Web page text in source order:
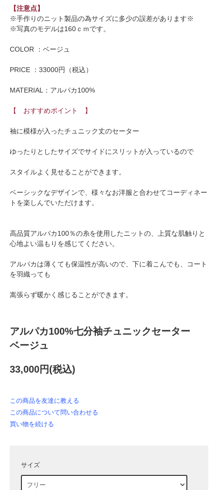
【注意点】
※手作りのニット製品の為サイズに多少の誤差があります※
※写真のモデルは160ｃｍです。
COLOR ：ベージュ
PRICE ：33000円（税込）
MATERIAL：アルパカ100%
【 おすすめポイント 】
袖に模様が入ったチュニック丈のセーター
ゆったりとしたサイズでサイドにスリットが入っているので
スタイルよく見せることができます。
ベーシックなデザインで、様々なお洋服と合わせてコーディネー
トを楽しんでいただけます。
高品質アルパカ100％の糸を使用したニットの、上質な肌触りと
心地よい温もりを感じてください。
アルパカは薄くても保温性が高いので、下に着こんでも、コート
を羽織っても
嵩張らず暖かく感じることができます。
アルパカ100%七分袖チュニックセーター
ベージュ
33,000円(税込)
この商品を友達に教える
この商品について問い合わせる
買い物を続ける
サイズ